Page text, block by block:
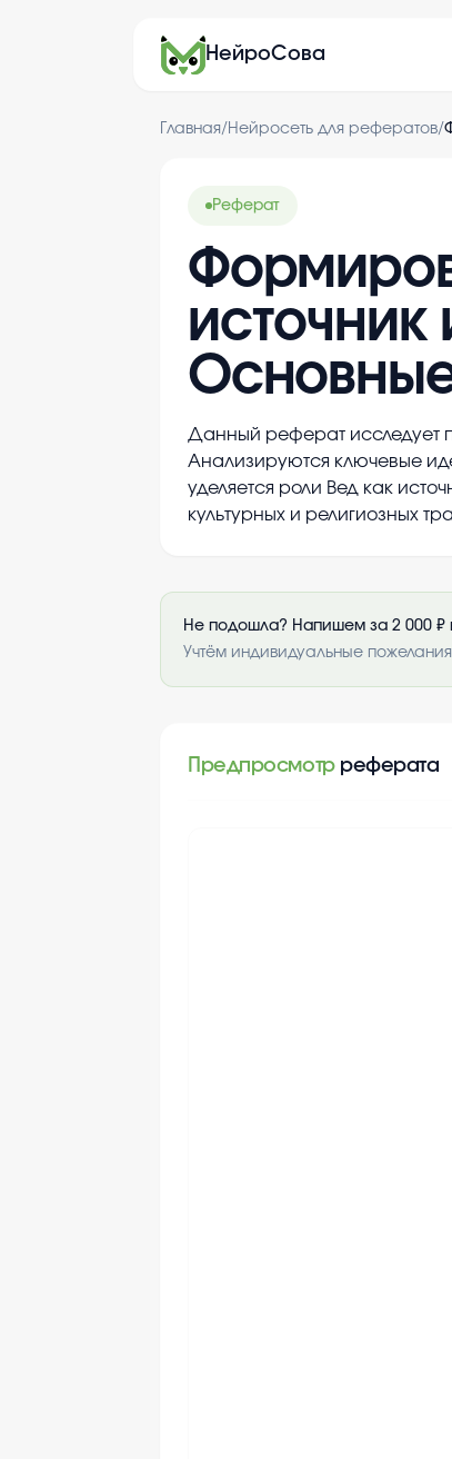
НейроСова
Главная/ Нейросеть для рефератов/
Реферат
Данный реферат исследует
Анализируются ключевые
уделяется роли Вед как
культурных и религиозных
Не подошла? Напишем за 2 000 ₽
Учтём индивидуальные
Предпросмотр реферата